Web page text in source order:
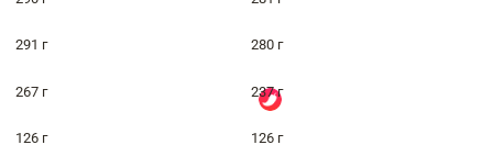
291 г 280 г
267 г 237 г
126 г 126 г